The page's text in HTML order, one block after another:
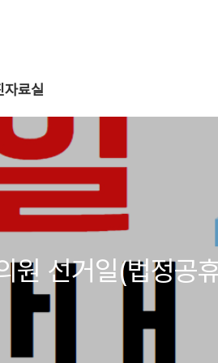
자료실
선거일(법정공